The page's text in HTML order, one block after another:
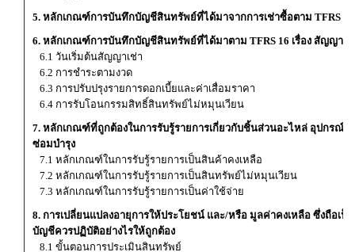
5. หลักเกณฑ์การบันทึกบัญชีสินทรัพย์ที่ได้มาจากการเช่าซื้อตาม TFRS for
6. หลักเกณฑ์การบันทึกบัญชีสินทรัพย์ที่ได้มาตาม TFRS 16 เรื่อง สัญญาเช่
6.1 วันเริ่มต้นสัญญาเช่า
6.2 การชำระตามงวด
6.3 การปรับปรุงรายการดอกเบี้ยและค่าเสื่อมราคา
6.4 การรับโอนกรรมสิทธิ์สินทรัพย์ไม่หมุนเวียน
7. หลักเกณฑ์ที่ถูกต้องในการรับรู้รายการเกี่ยวกับชิ้นส่วนอะไหล่ อุปกรณ์ที่
ซ่อมบำรุง
7.1 หลักเกณฑ์ในการรับรู้รายการเป็นสินค้าคงเหลือ
7.2 หลักเกณฑ์ในการรับรู้รายการเป็นสินทรัพย์ไม่หมุนเวียน
7.3 หลักเกณฑ์ในการรับรู้รายการเป็นค่าใช้จ่าย
8. การเปลี่ยนแปลงอายุการให้ประโยชน์ และ/หรือ มูลค่าคงเหลือ ซึ่งถือเ
บัญชีควรปฏิบัติอย่างไรให้ถูกต้อง
8.1 ขั้นตอนการประเมินสินทรัพย์